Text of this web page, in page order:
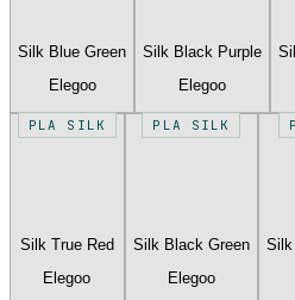
Silk Blue Green
Elegoo
Silk Black Purple
Elegoo
PLA SILK
Silk True Red
Elegoo
PLA SILK
Silk Black Green
Elegoo
Silk